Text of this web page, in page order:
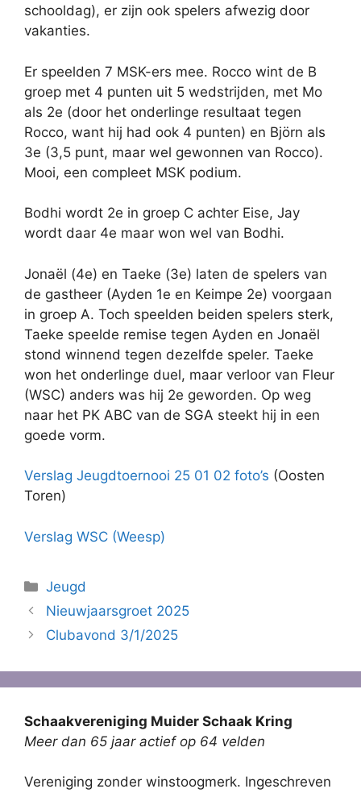
schooldag), er zijn ook spelers afwezig door
vakanties.
Er speelden 7 MSK-ers mee. Rocco wint de B
groep met 4 punten uit 5 wedstrijden, met Mo
als 2e (door het onderlinge resultaat tegen
Rocco, want hij had ook 4 punten) en Björn als
3e (3,5 punt, maar wel gewonnen van Rocco).
Mooi, een compleet MSK podium.
Bodhi wordt 2e in groep C achter Eise, Jay
wordt daar 4e maar won wel van Bodhi.
Jonaël (4e) en Taeke (3e) laten de spelers van
de gastheer (Ayden 1e en Keimpe 2e) voorgaan
in groep A. Toch speelden beiden spelers sterk,
Taeke speelde remise tegen Ayden en Jonaël
stond winnend tegen dezelfde speler. Taeke
won het onderlinge duel, maar verloor van Fleur
(WSC) anders was hij 2e geworden. Op weg
naar het PK ABC van de SGA steekt hij in een
goede vorm.
Verslag Jeugdtoernooi 25 01 02 foto’s (Oosten
Toren)
Verslag WSC (Weesp)
Categorieën
Jeugd
Nieuwjaarsgroet 2025
Clubavond 3/1/2025
Schaakvereniging Muider Schaak Kring
Meer dan 65 jaar actief op 64 velden
Vereniging zonder winstoogmerk. Ingeschreven